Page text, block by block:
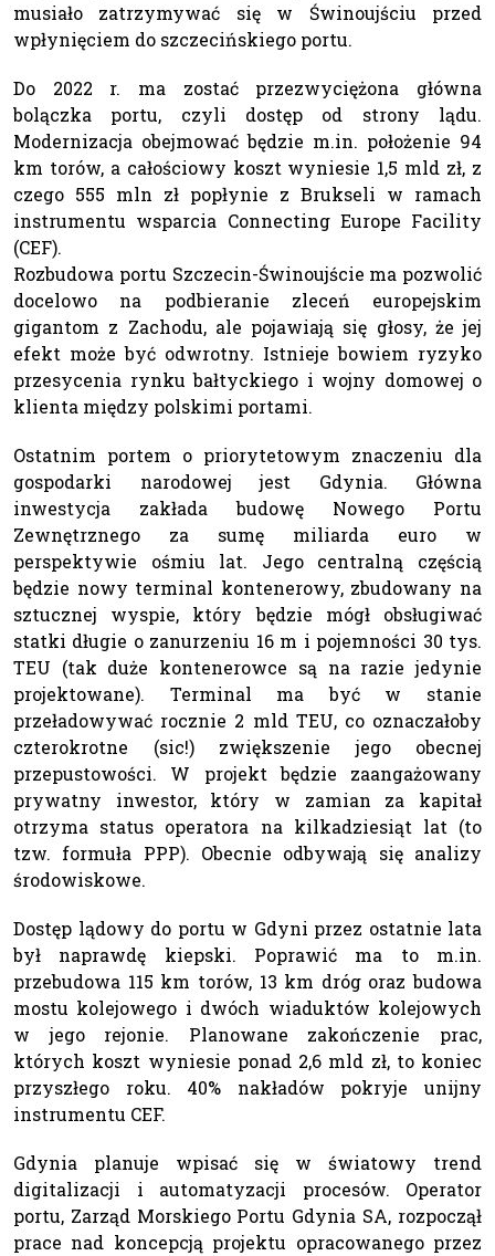
musiało zatrzymywać się w Świnoujściu przed
wpłynięciem do szczecińskiego portu.
Do 2022 r. ma zostać przezwyciężona główna
bolączka portu, czyli dostęp od strony lądu.
Modernizacja obejmować będzie m.in. położenie 94
km torów, a całościowy koszt wyniesie 1,5 mld zł, z
czego 555 mln zł popłynie z Brukseli w ramach
instrumentu wsparcia Connecting Europe Facility
(CEF).
Rozbudowa portu Szczecin-Świnoujście ma pozwolić
docelowo na podbieranie zleceń europejskim
gigantom z Zachodu, ale pojawiają się głosy, że jej
efekt może być odwrotny. Istnieje bowiem ryzyko
przesycenia rynku bałtyckiego i wojny domowej o
klienta między polskimi portami.
Ostatnim portem o priorytetowym znaczeniu dla
gospodarki narodowej jest Gdynia. Główna
inwestycja zakłada budowę Nowego Portu
Zewnętrznego za sumę miliarda euro w
perspektywie ośmiu lat. Jego centralną częścią
będzie nowy terminal kontenerowy, zbudowany na
sztucznej wyspie, który będzie mógł obsługiwać
statki długie o zanurzeniu 16 m i pojemności 30 tys.
TEU (tak duże kontenerowce są na razie jedynie
projektowane). Terminal ma być w stanie
przeładowywać rocznie 2 mld TEU, co oznaczałoby
czterokrotne (sic!) zwiększenie jego obecnej
przepustowości. W projekt będzie zaangażowany
prywatny inwestor, który w zamian za kapitał
otrzyma status operatora na kilkadziesiąt lat (to
tzw. formuła PPP). Obecnie odbywają się analizy
środowiskowe.
Dostęp lądowy do portu w Gdyni przez ostatnie lata
był naprawdę kiepski. Poprawić ma to m.in.
przebudowa 115 km torów, 13 km dróg oraz budowa
mostu kolejowego i dwóch wiaduktów kolejowych
w jego rejonie. Planowane zakończenie prac,
których koszt wyniesie ponad 2,6 mld zł, to koniec
przyszłego roku. 40% nakładów pokryje unijny
instrumentu CEF.
Gdynia planuje wpisać się w światowy trend
digitalizacji i automatyzacji procesów. Operator
portu, Zarząd Morskiego Portu Gdynia SA, rozpoczął
prace nad koncepcją projektu opracowanego przez